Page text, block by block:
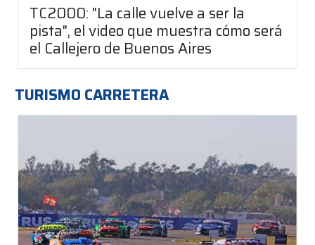
TC2000: "La calle vuelve a ser la
pista", el video que muestra cómo será
el Callejero de Buenos Aires
TURISMO CARRETERA